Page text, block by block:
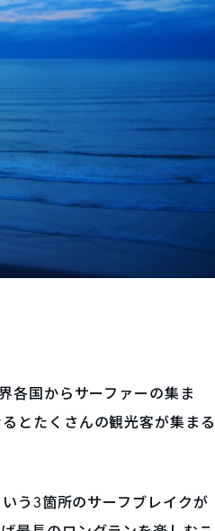
各国からサーファーの集ま
とたくさんの観光客が集まる
いう3箇所のサーフブレイクが